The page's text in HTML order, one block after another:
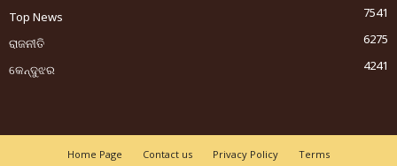
Top News
7541
ରାଜନୀତି
6275
କେନ୍ଦୁଝର
4241
Home Page Contact us Privacy Policy Terms